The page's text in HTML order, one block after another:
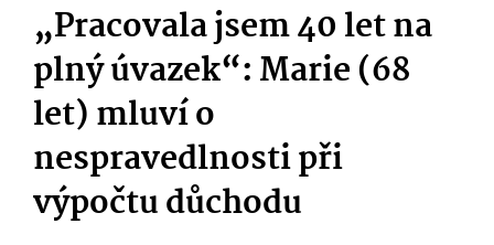
„Pracovala jsem 40 let na
plný úvazek“: Marie (68
let) mluví o
nespravedlnosti při
výpočtu důchodu